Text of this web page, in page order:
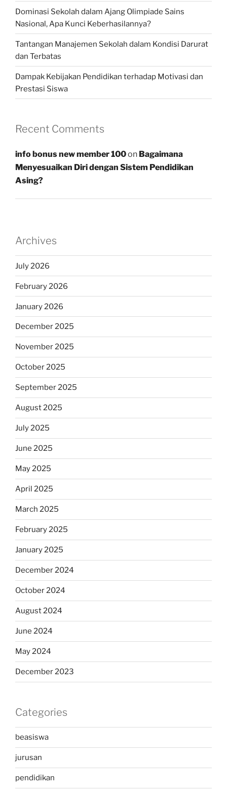
Dominasi Sekolah dalam Ajang Olimpiade Sains
Nasional, Apa Kunci Keberhasilannya?
Tantangan Manajemen Sekolah dalam Kondisi Darurat
dan Terbatas
Dampak Kebijakan Pendidikan terhadap Motivasi dan
Prestasi Siswa
Recent Comments
info bonus new member 100on Bagaimana
Menyesuaikan Diri dengan Sistem Pendidikan
Asing?
Archives
July 2026
February 2026
January 2026
December 2025
November 2025
October 2025
September 2025
August 2025
July 2025
June 2025
May 2025
April 2025
March 2025
February 2025
January 2025
December 2024
October 2024
August 2024
June 2024
May 2024
December 2023
Categories
beasiswa
jurusan
pendidikan